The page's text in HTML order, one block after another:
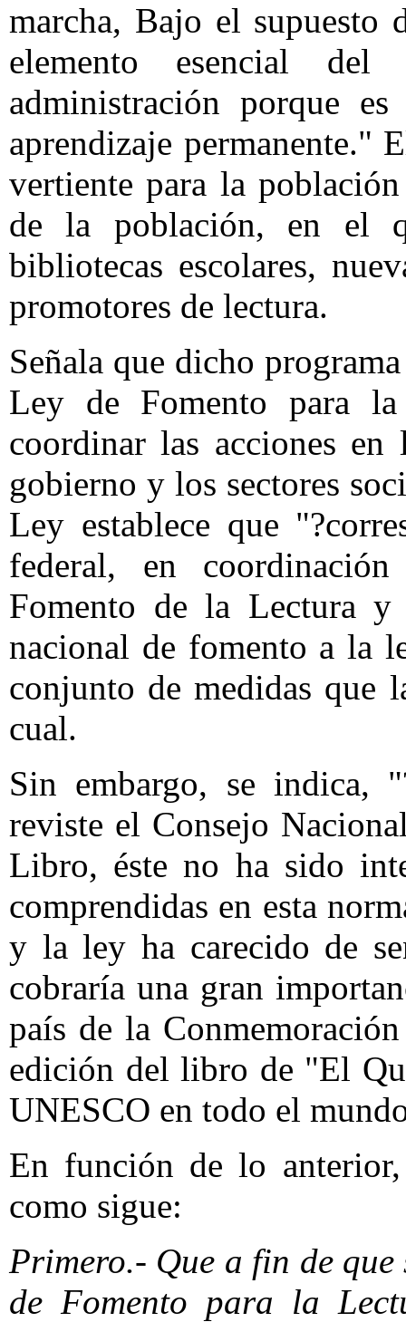
marcha, Bajo el supuesto
elemento esencial del
administración porque
aprendizaje permanente."
vertiente para la
de la población, en el
bibliotecas escolares,
promotores de lectura.
Señala que dicho
Ley de Fomento para
coordinar las acciones
gobierno y los sectores
Ley establece que
federal, en
Fomento de la Lectura
nacional de fomento a la
conjunto de medidas que
cual.
Sin embargo, se indica,
reviste el Consejo
Libro, éste no ha sido
comprendidas en esta
y la ley ha carecido de
cobraría una gran
país de la
edición del libro de "El
UNESCO en todo el
En función de lo
como sigue:
Primero.- Que a fin de
de Fomento para la